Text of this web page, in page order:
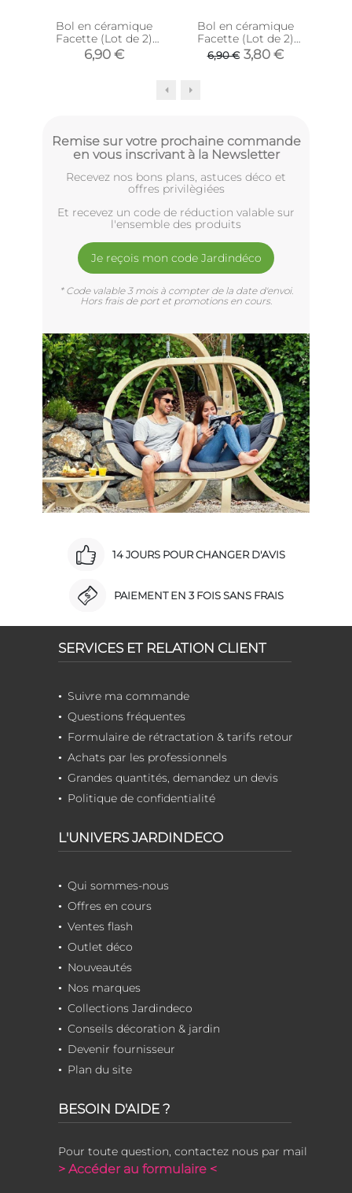
Bol en céramique
Facette (Lot de 2)
(Anthracite)
6,90 €
Bol en céramique
Facette (Lot de 2)
(Gris clair)
6,90 € 3,80 €
Remise sur votre prochaine commande
en vous inscrivant à la Newsletter
Recevez nos bons plans, astuces déco et
offres privilègiées
Et recevez un code de réduction valable sur
l'ensemble des produits
Je reçois mon code Jardindéco
* Code valable 3 mois à compter de la date d'envoi.
Hors frais de port et promotions en cours.
14 JOURS POUR CHANGER D'AVIS
PAIEMENT EN 3 FOIS SANS FRAIS
SERVICES ET RELATION CLIENT
Suivre ma commande
Questions fréquentes
Formulaire de rétractation & tarifs retour
Achats par les professionnels
Grandes quantités, demandez un devis
Politique de confidentialité
L'UNIVERS JARDINDECO
Qui sommes-nous
Offres en cours
Ventes flash
Outlet déco
Nouveautés
Nos marques
Collections Jardindeco
Conseils décoration & jardin
Devenir fournisseur
Plan du site
BESOIN D'AIDE ?
Pour toute question, contactez nous par mail
> Accéder au formulaire <